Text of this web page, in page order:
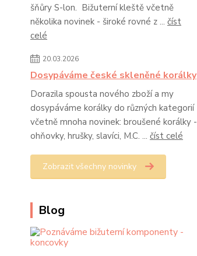
šňůry S-lon. Bižuterní kleště včetně
několika novinek - široké rovné z ... číst
celé
20.03.2026
Dosypáváme české skleněné korálky
Dorazila spousta nového zboží a my
dosypáváme korálky do různých kategorií
včetně mnoha novinek: broušené korálky -
ohňovky, hrušky, slavíci, M.C. ... číst celé
Zobrazit všechny novinky
Blog